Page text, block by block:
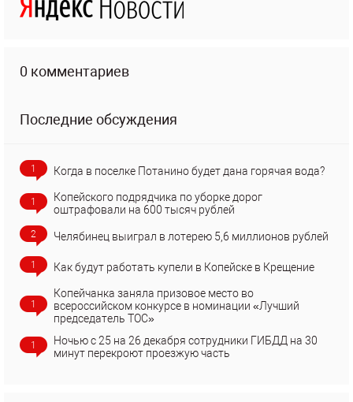
0 комментариев
Последние обсуждения
1 Когда в поселке Потанино будет дана горячая вода?
1
Копейского подрядчика по уборке дорог
оштрафовали на 600 тысяч рублей
2 Челябинец выиграл в лотерею 5,6 миллионов рублей
1 Как будут работать купели в Копейске в Крещение
1
Копейчанка заняла призовое место во
всероссийском конкурсе в номинации «Лучший
председатель ТОС»
1
Ночью с 25 на 26 декабря сотрудники ГИБДД на 30
минут перекроют проезжую часть